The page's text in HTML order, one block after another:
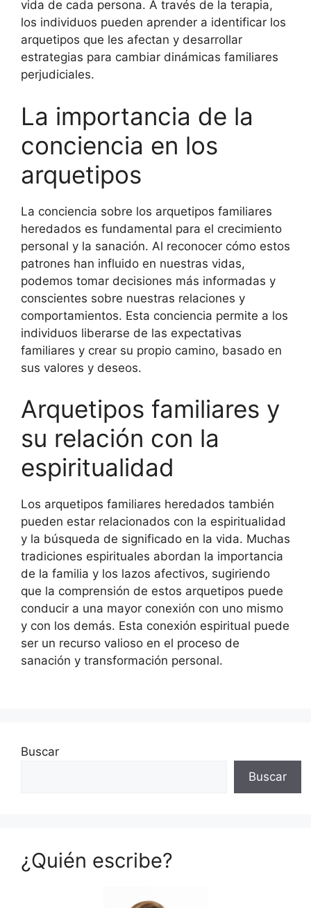
vida de cada persona. A través de la terapia,
los individuos pueden aprender a identificar los
arquetipos que les afectan y desarrollar
estrategias para cambiar dinámicas familiares
perjudiciales.
La importancia de la
conciencia en los
arquetipos
La conciencia sobre los arquetipos familiares
heredados es fundamental para el crecimiento
personal y la sanación. Al reconocer cómo estos
patrones han influido en nuestras vidas,
podemos tomar decisiones más informadas y
conscientes sobre nuestras relaciones y
comportamientos. Esta conciencia permite a los
individuos liberarse de las expectativas
familiares y crear su propio camino, basado en
sus valores y deseos.
Arquetipos familiares y
su relación con la
espiritualidad
Los arquetipos familiares heredados también
pueden estar relacionados con la espiritualidad
y la búsqueda de significado en la vida. Muchas
tradiciones espirituales abordan la importancia
de la familia y los lazos afectivos, sugiriendo
que la comprensión de estos arquetipos puede
conducir a una mayor conexión con uno mismo
y con los demás. Esta conexión espiritual puede
ser un recurso valioso en el proceso de
sanación y transformación personal.
Buscar
Buscar
¿Quién escribe?